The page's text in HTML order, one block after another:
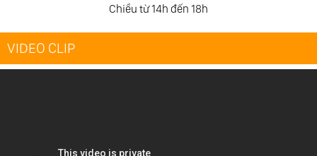
Chiều từ 14h đến 18h
VIDEO CLIP